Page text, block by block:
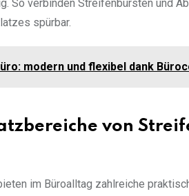
So verbinden Streifenbürsten und
spürbar.
modern und flexibel dank
von
im Büroalltag zahlreiche